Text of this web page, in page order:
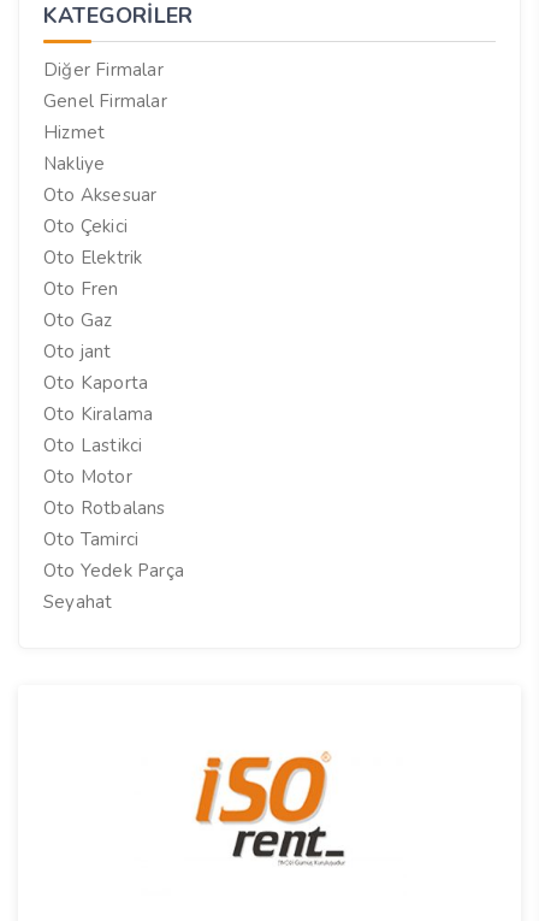
KATEGORILER
Diğer Firmalar
Genel Firmalar
Hizmet
Nakliye
Oto Aksesuar
Oto Çekici
Oto Elektrik
Oto Fren
Oto Gaz
Oto jant
Oto Kaporta
Oto Kiralama
Oto Lastikci
Oto Motor
Oto Rotbalans
Oto Tamirci
Oto Yedek Parça
Seyahat